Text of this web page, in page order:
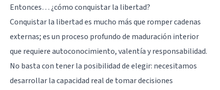
Entonces… ¿cómo conquistar la libertad?
Conquistar la libertad es mucho más que romper cadenas
externas; es un proceso profundo de maduración interior
que requiere autoconocimiento, valentía y responsabilidad.
No basta con tener la posibilidad de elegir: necesitamos
desarrollar la capacidad real de tomar decisiones